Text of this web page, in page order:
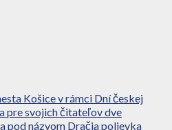
Košice v rámci Dní českej
pre svojich čitateľov dve
pod názvom Dračia polievka